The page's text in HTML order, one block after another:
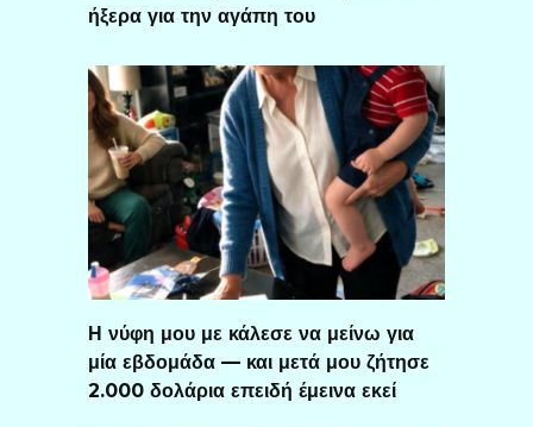
ήξερα για την αγάπη του
Η νύφη μου με κάλεσε να μείνω για
μία εβδομάδα — και μετά μου ζήτησε
2.000 δολάρια επειδή έμεινα εκεί